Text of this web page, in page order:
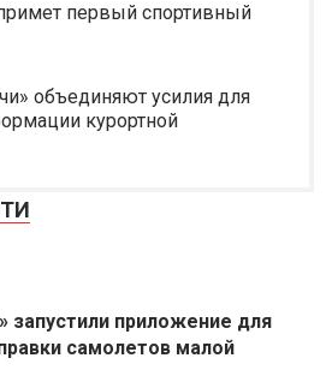
первый спортивный
объединяют усилия для
курортной
запустили приложение для
самолетов малой